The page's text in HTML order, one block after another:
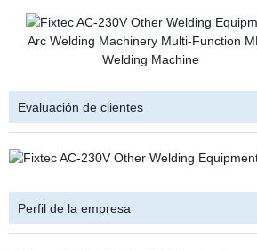
Evaluación de clientes
Perfil de la empresa